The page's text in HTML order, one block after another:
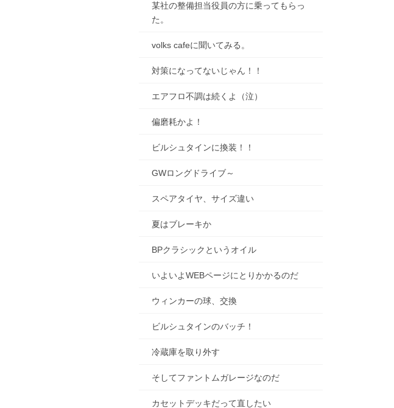
某社の整備担当役員の方に乗ってもらっ
た。
volks cafeに聞いてみる。
対策になってないじゃん！！
エアフロ不調は続くよ（泣）
偏磨耗かよ！
ビルシュタインに換装！！
GWロングドライブ～
スペアタイヤ、サイズ違い
夏はブレーキか
BPクラシックというオイル
いよいよWEBページにとりかかるのだ
ウィンカーの球、交換
ビルシュタインのバッチ！
冷蔵庫を取り外す
そしてファントムガレージなのだ
カセットデッキだって直したい